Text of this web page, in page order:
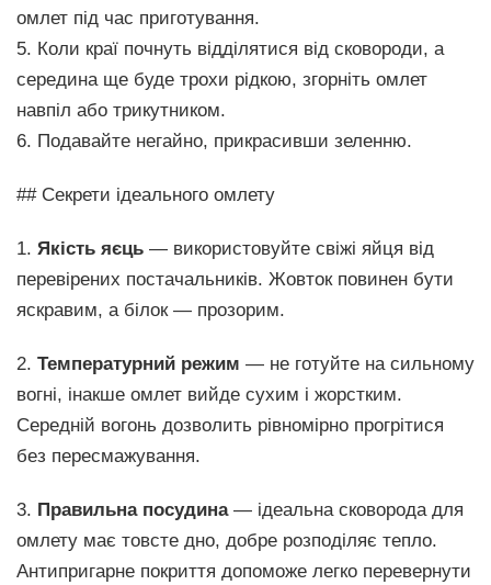
омлет під час приготування.
5. Коли краї почнуть відділятися від сковороди, а
середина ще буде трохи рідкою, згорніть омлет
навпіл або трикутником.
6. Подавайте негайно, прикрасивши зеленню.
## Секрети ідеального омлету
1. Якість яєць — використовуйте свіжі яйця від
перевірених постачальників. Жовток повинен бути
яскравим, а білок — прозорим.
2. Температурний режим — не готуйте на сильному
вогні, інакше омлет вийде сухим і жорстким.
Середній вогонь дозволить рівномірно прогрітися
без пересмажування.
3. Правильна посудина— ідеальна сковорода для
омлету має товсте дно, добре розподіляє тепло.
Антипригарне покриття допоможе легко перевернути